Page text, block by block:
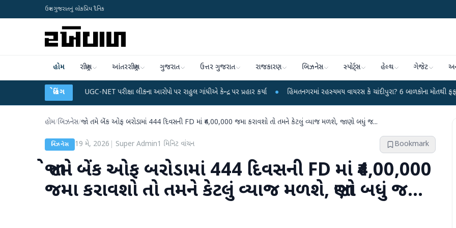
ઉત્તર ગુજરાતનું લોકપ્રિય દૈનિક
હોમ રાષ્ટ્રીય આંતરરાષ્ટ્રીય ગુજરાત ઉત્તર ગુજરાત રાજકારણ બિઝનેસ સ્પોર્ટ્સ હેલ્થ ગેજેટ
બ્રેકિંગ
UGC-NET પરીક્ષા લીકના આરોપો પર રાહુલ ગાંધીએ કેન્દ્ર પર પ્રહાર કર્યા ● હિંમતનગરમાં રહસ્યમય વાયરસ કે ચાંદીપુરા? 6 બાળકોના મોતથી ફફડાટ ●
હોમ/બિઝનેસ/જો તમે બેંક ઓફ બરોડામાં 444 દિવસની FD માં ₹4,00,000 જમા કરાવશો તો તમને કેટલું વ્યાજ મળશે, જાણો બધું જ...
બિઝનેસ 19 મે, 2026 Super Admin1 મિનિટ વાંચન Bookmark
જો તમે બેંક ઓફ બરોડામાં 444 દિવસની FD માં ₹4,00,000
જમા કરાવશો તો તમને કેટલું વ્યાજ મળશે, જાણો બધું જ...